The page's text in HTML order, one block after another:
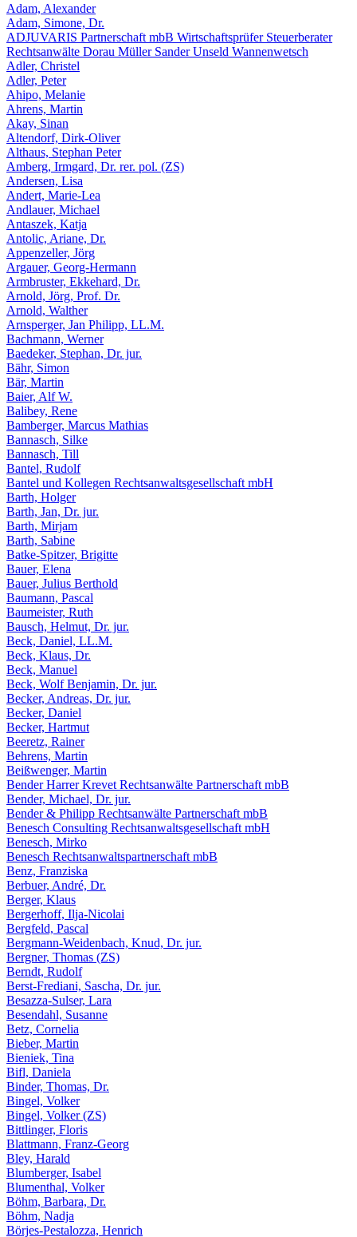
Adam, Alexander
Adam, Simone, Dr.
ADJUVARIS Partnerschaft mbB Wirtschaftsprüfer Steuerberater
Rechtsanwälte Dorau Müller Sander Unseld Wannenwetsch
Adler, Christel
Adler, Peter
Ahipo, Melanie
Ahrens, Martin
Akay, Sinan
Altendorf, Dirk-Oliver
Althaus, Stephan Peter
Amberg, Irmgard, Dr. rer. pol. (ZS)
Andersen, Lisa
Andert, Marie-Lea
Andlauer, Michael
Antaszek, Katja
Antolic, Ariane, Dr.
Appenzeller, Jörg
Argauer, Georg-Hermann
Armbruster, Ekkehard, Dr.
Arnold, Jörg, Prof. Dr.
Arnold, Walther
Arnsperger, Jan Philipp, LL.M.
Bachmann, Werner
Baedeker, Stephan, Dr. jur.
Bähr, Simon
Bär, Martin
Baier, Alf W.
Balibey, Rene
Bamberger, Marcus Mathias
Bannasch, Silke
Bannasch, Till
Bantel, Rudolf
Bantel und Kollegen Rechtsanwaltsgesellschaft mbH
Barth, Holger
Barth, Jan, Dr. jur.
Barth, Mirjam
Barth, Sabine
Batke-Spitzer, Brigitte
Bauer, Elena
Bauer, Julius Berthold
Baumann, Pascal
Baumeister, Ruth
Bausch, Helmut, Dr. jur.
Beck, Daniel, LL.M.
Beck, Klaus, Dr.
Beck, Manuel
Beck, Wolf Benjamin, Dr. jur.
Becker, Andreas, Dr. jur.
Becker, Daniel
Becker, Hartmut
Beeretz, Rainer
Behrens, Martin
Beißwenger, Martin
Bender Harrer Krevet Rechtsanwälte Partnerschaft mbB
Bender, Michael, Dr. jur.
Bender & Philipp Rechtsanwälte Partnerschaft mbB
Benesch Consulting Rechtsanwaltsgesellschaft mbH
Benesch, Mirko
Benesch Rechtsanwaltspartnerschaft mbB
Benz, Franziska
Berbuer, André, Dr.
Berger, Klaus
Bergerhoff, Ilja-Nicolai
Bergfeld, Pascal
Bergmann-Weidenbach, Knud, Dr. jur.
Bergner, Thomas (ZS)
Berndt, Rudolf
Berst-Frediani, Sascha, Dr. jur.
Besazza-Sulser, Lara
Besendahl, Susanne
Betz, Cornelia
Bieber, Martin
Bieniek, Tina
Bifl, Daniela
Binder, Thomas, Dr.
Bingel, Volker
Bingel, Volker (ZS)
Bittlinger, Floris
Blattmann, Franz-Georg
Bley, Harald
Blumberger, Isabel
Blumenthal, Volker
Böhm, Barbara, Dr.
Böhm, Nadja
Börjes-Pestalozza, Henrich